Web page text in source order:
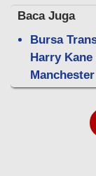
Baca Juga
Bursa
Harry